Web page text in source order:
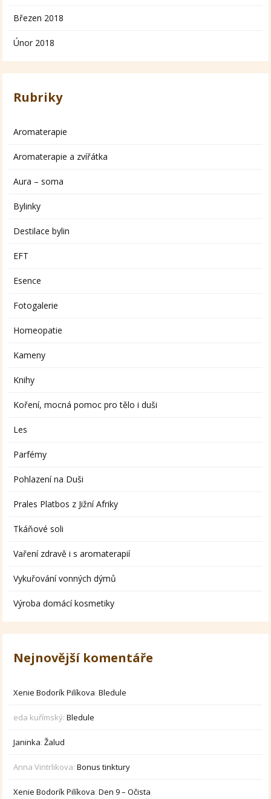
Březen 2018
Únor 2018
Rubriky
Aromaterapie
Aromaterapie a zvířátka
Aura – soma
Bylinky
Destilace bylin
EFT
Esence
Fotogalerie
Homeopatie
Kameny
Knihy
Koření, mocná pomoc pro tělo i duši
Les
Parfémy
Pohlazení na Duši
Prales Platbos z Jižní Afriky
Tkáňové soli
Vaření zdravě i s aromaterapií
Vykuřování vonných dýmů
Výroba domácí kosmetiky
Nejnovější komentáře
Xenie Bodorík Pilíkova:Bledule
eda kuřímský:Bledule
Janinka:Žalud
Anna Vintrlikova:Bonus tinktury
Xenie Bodorík Pilíkova:Den 9 – Očista